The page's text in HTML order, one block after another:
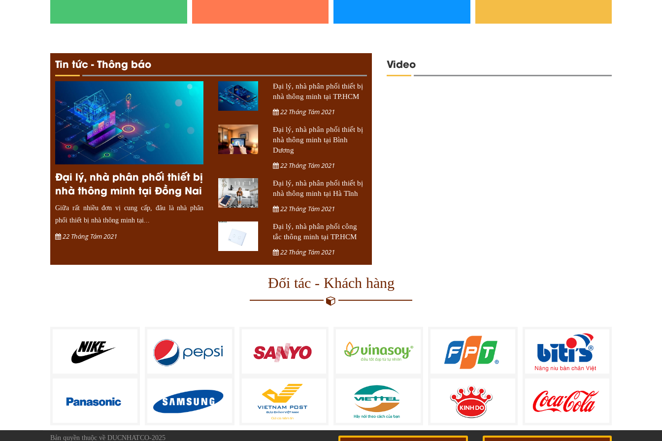
Tin tức - Thông báo
Đại lý, nhà phân phối thiết bị
nhà thông minh tại Đồng Nai
Giữa rất nhiều đơn vị cung cấp, đâu là nhà phân
phối thiết bị nhà thông minh tại...
22 Tháng Tám 2021
Đại lý, nhà phân phối thiết bị
nhà thông minh tại TP.HCM
22 Tháng Tám 2021
Đại lý, nhà phân phối thiết bị
nhà thông minh tại Bình
Dương
22 Tháng Tám 2021
Đại lý, nhà phân phối thiết bị
nhà thông minh tại Hà Tĩnh
22 Tháng Tám 2021
Đại lý, nhà phân phối công
tắc thông minh tại TP.HCM
22 Tháng Tám 2021
Video
Đối tác - Khách hàng
Bản quyền thuộc về DUCNHATCO-2025